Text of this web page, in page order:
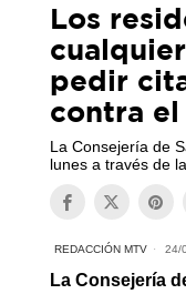
Los
pedir
contra el
La Consejería de
lunes a través de
REDACCIÓN MTV 24/
La Consejería